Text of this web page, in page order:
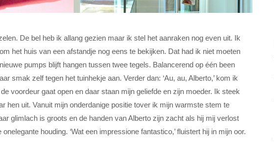
De bel heb ik allang gezien maar ik stel het aanraken nog even uit. Ik
het huis van een afstandje nog eens te bekijken. Dat had ik niet moeten
pumps blijft hangen tussen twee tegels. Balancerend op één been
smak zelf tegen het tuinhekje aan. Verder dan: ‘Au, au, Alberto,’ kom ik
voordeur gaat open en daar staan mijn geliefde en zijn moeder. Ik steek
hen uit. Vanuit mijn onderdanige positie tover ik mijn warmste stem te
glimlach is groots en de handen van Alberto zijn zacht als hij mij verlost
houding. ‘Wat een impressione fantastico,’ fluistert hij in mijn oor.